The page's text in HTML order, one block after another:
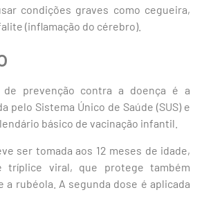
condições graves como cegueira,
(inflamação do cérebro).
prevenção contra a doença é a
pelo Sistema Único de Saúde (SUS) e
básico de vacinação infantil.
ser tomada aos 12 meses de idade,
tríplice viral, que protege também
a rubéola. A segunda dose é aplicada